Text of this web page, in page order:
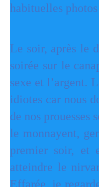
habituelles
Le soir, après le
soirée sur le
sexe et l’argent.
idiotes car nous
de nos
le monnayent,
premier soir, et
atteindre le
Effarée, je